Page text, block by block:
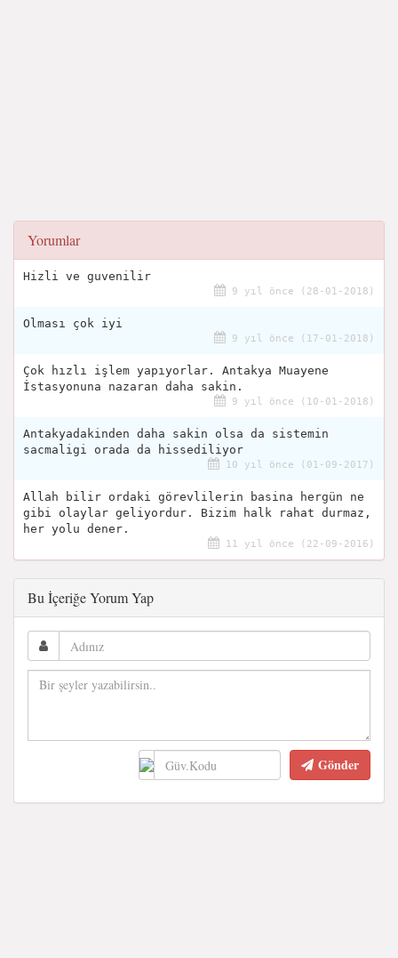
Yorumlar
Hizli ve guvenilir
9 yıl önce (28-01-2018)
Olması çok iyi
9 yıl önce (17-01-2018)
Çok hızlı işlem yapıyorlar. Antakya Muayene
İstasyonuna nazaran daha sakin.
9 yıl önce (10-01-2018)
Antakyadakinden daha sakin olsa da sistemin
sacmaligi orada da hissediliyor
10 yıl önce (01-09-2017)
Allah bilir ordaki görevlilerin basina hergün ne
gibi olaylar geliyordur. Bizim halk rahat durmaz,
her yolu dener.
11 yıl önce (22-09-2016)
Bu İçeriğe Yorum Yap
Gönder